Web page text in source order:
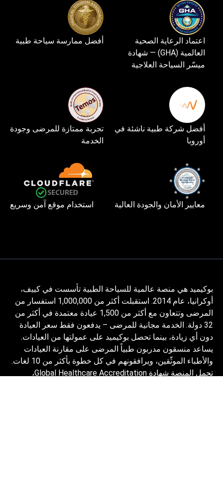
اعتماد الرعاية الصحية
العالمية (GHA) — شهادة
ميسّر السياحة العلاجية
أفضل ممارسة سياحة طبية
أفضل شركة طبية ناشئة في
أوروبا
تجربة ممتازة للمرضى وجودة
الخدمة
معايير الأمان والجودة العالية استخدام موقع آمن وسريع
بوكيميد هي منصة عالمية للسياحة الطبية تأسست في كييف،
أوكرانيا، عام 2014. استقبلت أكثر من 1,000,000 استفسار من
المرضى وتتعاون مع أكثر من 1,500 عيادة معتمدة في أكثر من
32 دولة. الخدمة مجانية للمرضى – يدفعون فقط سعر العيادة
دون أي زيادة، بينما تحصل بوكيميد على عمولتها من العيادات.
يساعد منسقون مدربون طبياً المرضى على مقارنة العيادات
والأطباء الموثّقين، ويرافقونهم في كل خطوة بأكثر من 10 لغات.
تحمل المنصة شهادة Global Healthcare Accreditation،